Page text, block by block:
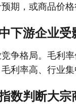
期，或商品价
下游企业受
争格局。毛利
利率高、行业
数判断大宗